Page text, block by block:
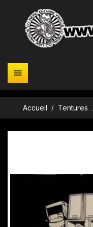

Accueil Tentures